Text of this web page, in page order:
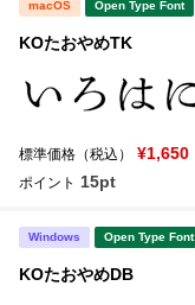
macOS Open Type Font
KOたおやめTK
標準価格（税込） ¥1,650
ポイント 15pt
Windows Open Type Font
KOたおやめDB